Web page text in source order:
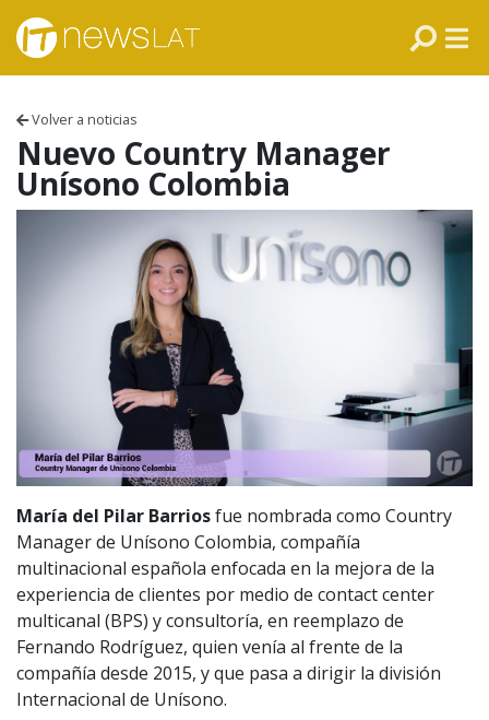
Skip to content
Volver a noticias
Nuevo Country Manager
Unísono Colombia
María del Pilar Barriosfue nombrada como Country
Manager de Unísono Colombia, compañía
multinacional española enfocada en la mejora de la
experiencia de clientes por medio de contact center
multicanal (BPS) y consultoría, en reemplazo de
Fernando Rodríguez, quien venía al frente de la
compañía desde 2015, y que pasa a dirigir la división
Internacional de Unísono.
VENEZUELA
ECUADOR
PERÚ
ARGENTINA
MÉXICO